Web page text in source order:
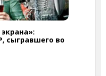
сыгравшего во